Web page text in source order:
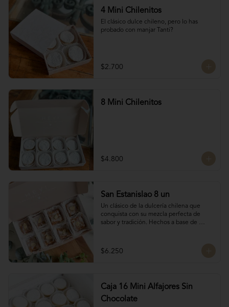
4 Mini Chilenitos
El clásico dulce chileno, pero lo has
probado con manjar Tanti?
$2.700
8 Mini Chilenitos
$4.800
San Estanislao 8 un
Un clásico de la dulcería chilena que
conquista con su mezcla perfecta de
sabor y tradición. Hechos a base de
cada San Estanislao guarda ese toque
casero y especial que solo ella sabe dar.
antojo dulce lleno de cariño.
$6.250
Caja 16 Mini Alfajores Sin
Chocolate